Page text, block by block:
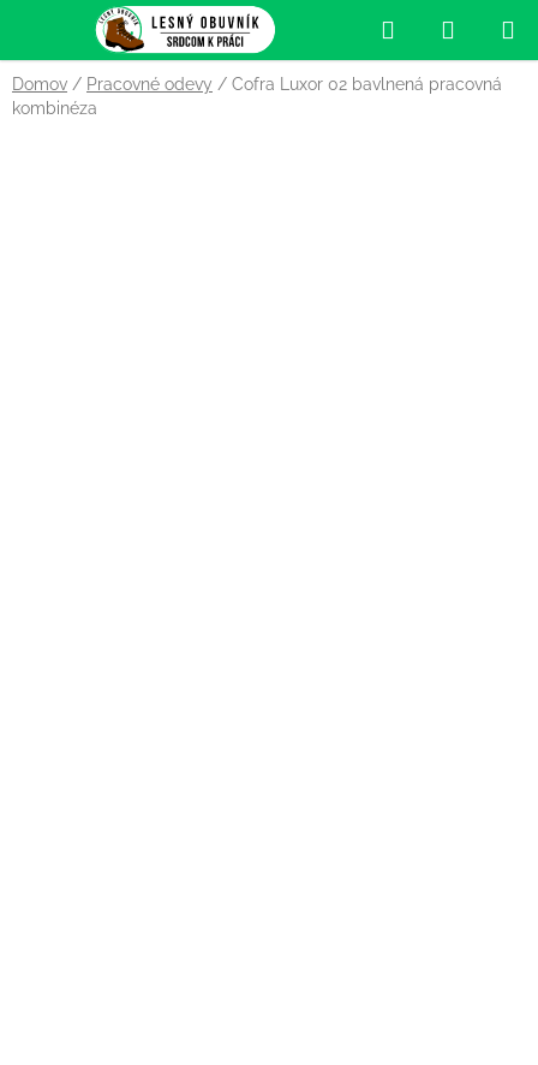
obsah
Hľadať
KOŠÍK
Domov / Pracovné odevy / Cofra Luxor 02 bavlnená pracovná
kombinéza